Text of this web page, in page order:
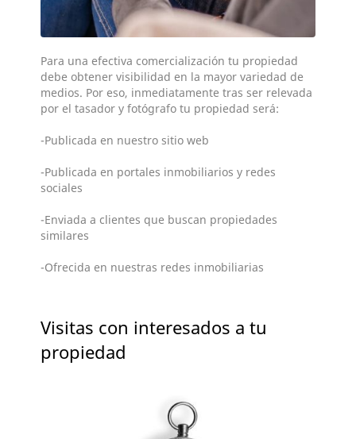
Para una efectiva comercialización tu propiedad
debe obtener visibilidad en la mayor variedad de
medios. Por eso, inmediatamente tras ser relevada
por el tasador y fotógrafo tu propiedad será:
-Publicada en nuestro sitio web
-Publicada en portales inmobiliarios y redes
sociales
-Enviada a clientes que buscan propiedades
similares
-Ofrecida en nuestras redes inmobiliarias
Visitas con interesados a tu
propiedad